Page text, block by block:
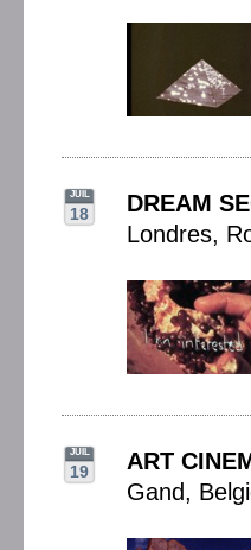
JUIL
18
DREAM
Londres,
JUIL
19
ART
Gand,